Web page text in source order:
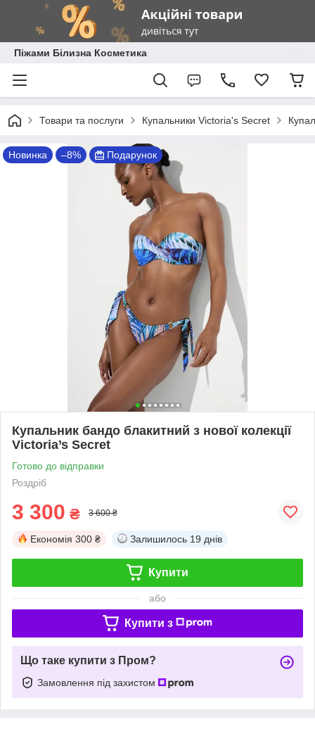
Піжами Білизна Косметика
Товари та послуги Купальники Victoria's Secret
Новинка –8% Подарунок
Купальник бандо блакитний з нової колекції
Victoria’s Secret
Готово до відправки
Роздріб
3 300 ₴ 3 600 ₴
Економія 300 ₴ Залишилось 19 днів
Купити
або
Купити з
Що таке купити з Пром?
Замовлення під захистом